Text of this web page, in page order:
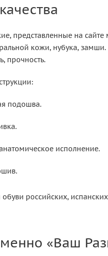
представленные на
кожи, нубука,
прочность.
подошва.
исполнение.
российских,
«Ваш